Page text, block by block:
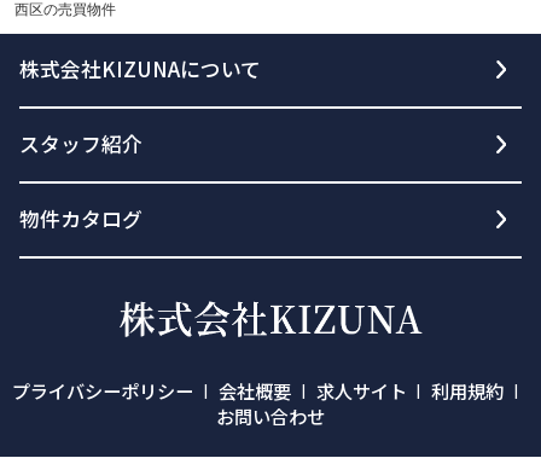
西区の売買物件
株式会社KIZUNAについて
スタッフ紹介
物件カタログ
プライバシーポリシー 会社概要 求人サイト
利用規約
お問い合わせ